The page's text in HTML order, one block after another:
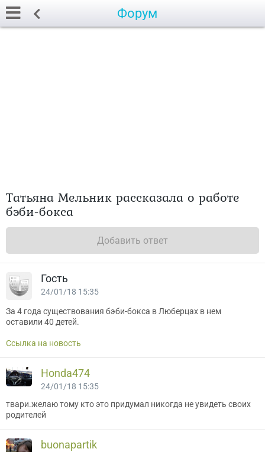
Форум
Татьяна Мельник рассказала о работе
бэби-бокса
Добавить ответ
Гость
24/01/18 15:35
За 4 года существования бэби-бокса в Люберцах в нем
оставили 40 детей.
Ссылка на новость
Honda474
24/01/18 15:35
твари.желаю тому кто это придумал никогда не увидеть своих
родителей
buonapartik